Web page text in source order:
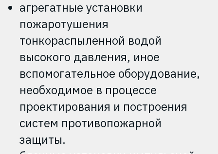
агрегатные установки
пожаротушения
тонкораспыленной водой
высокого давления, иное
вспомогательное оборудование,
необходимое в процессе
проектирования и построения
систем противопожарной
защиты.